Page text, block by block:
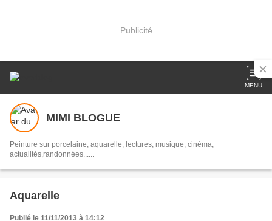
Publicité
MENU
MIMI BLOGUE
Peinture sur porcelaine, aquarelle, lectures, musique, cinéma,
actualités,randonnées......
Aquarelle
Publié le 11/11/2013 à 14:12